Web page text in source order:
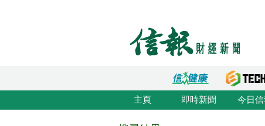
主頁 即時新聞 今日